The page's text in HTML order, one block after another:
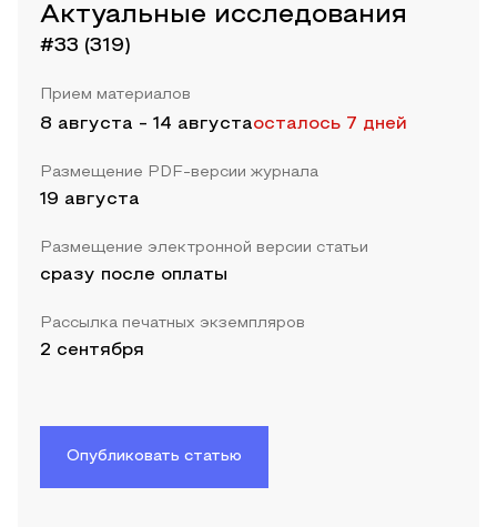
Актуальные исследования
#33 (319)
Прием материалов
8 августа - 14 августаосталось 7 дней
Размещение PDF-версии журнала
19 августа
Размещение электронной версии статьи
сразу после оплаты
Рассылка печатных экземпляров
2 сентября
Опубликовать статью